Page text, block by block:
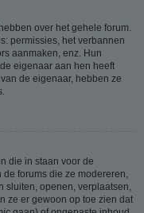
over het gehele forum.
permissies, het verbannen
aanmaken, enz. Hun
eigenaar aan hen heeft
de eigenaar, hebben ze
die in staan voor de
forums die ze modereren,
openen, verplaatsen,
ze er gewoon op toe zien dat